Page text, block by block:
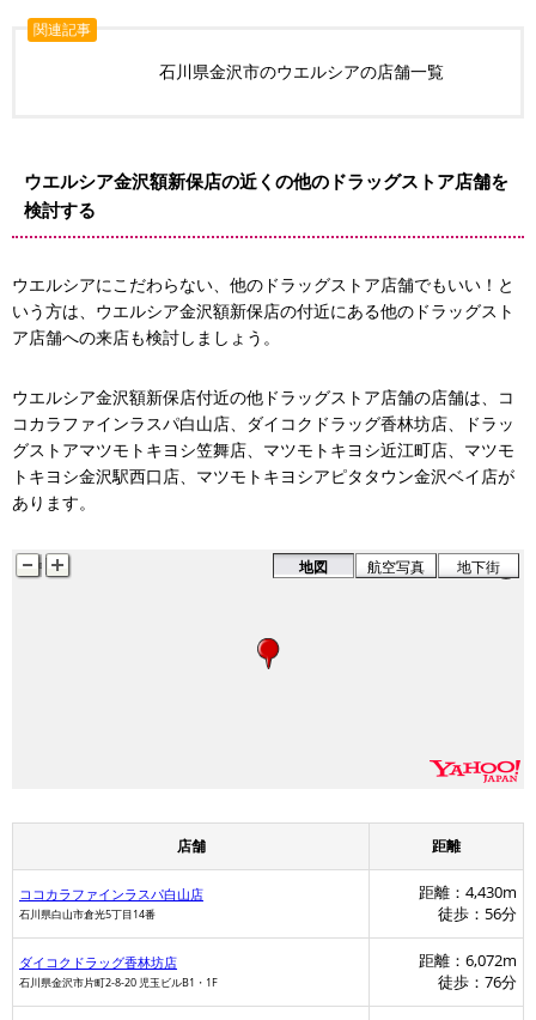
関連記事
石川県金沢市のウエルシアの店舗一覧
ウエルシア金沢額新保店の近くの他のドラッグストア店舗を
検討する
ウエルシアにこだわらない、他のドラッグストア店舗でもいい！と
いう方は、ウエルシア金沢額新保店の付近にある他のドラッグスト
ア店舗への来店も検討しましょう。
ウエルシア金沢額新保店付近の他ドラッグストア店舗の店舗は、コ
コカラファインラスパ白山店、ダイコクドラッグ香林坊店、ドラッ
グストアマツモトキヨシ笠舞店、マツモトキヨシ近江町店、マツモ
トキヨシ金沢駅西口店、マツモトキヨシアピタタウン金沢ベイ店が
あります。
地図 航空写真 地下街
店舗 距離
ココカラファインラスパ白山店
石川県白山市倉光5丁目14番
距離：4,430m
徒歩：56分
ダイコクドラッグ香林坊店
石川県金沢市片町2-8-20 児玉ビルB1・1F
距離：6,072m
徒歩：76分